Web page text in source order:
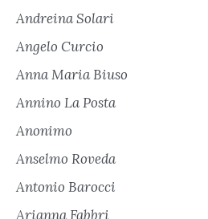
Andreina Solari
Angelo Curcio
Anna Maria Biuso
Annino La Posta
Anonimo
Anselmo Roveda
Antonio Barocci
Arianna Fabbri